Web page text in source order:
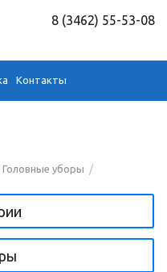
8 (3462) 55-53-08
Контакты
Головные уборы /